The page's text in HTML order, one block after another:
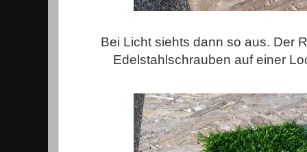
Bei Licht siehts dann so aus. Der
Edelstahlschrauben auf einer